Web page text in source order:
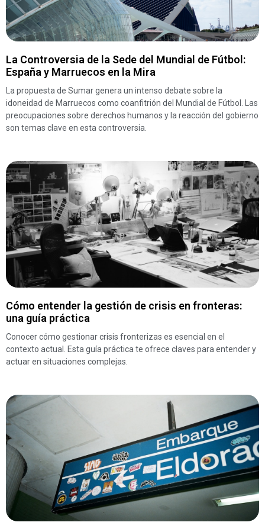
La Controversia de la Sede del Mundial de Fútbol:
España y Marruecos en la Mira
La propuesta de Sumar genera un intenso debate sobre la
idoneidad de Marruecos como coanfitrión del Mundial de Fútbol. Las
preocupaciones sobre derechos humanos y la reacción del gobierno
son temas clave en esta controversia.
Cómo entender la gestión de crisis en fronteras:
una guía práctica
Conocer cómo gestionar crisis fronterizas es esencial en el
contexto actual. Esta guía práctica te ofrece claves para entender y
actuar en situaciones complejas.